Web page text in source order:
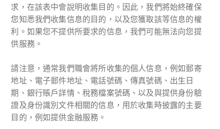
求，在該表中會說明收集目的。因此，我們將始終確保
您知悉我們收集信息的目的，以及您獲取該等信息的權
利。如果您不提供所要求的信息，我們可能無法向您提
供服務。
請注意，通常我們職會將所收集的個人信息，例如郵寄
地址、電子郵件地址、電話號碼、傳真號碼、出生日
期、銀行賬戶詳情、稅務檔案號碼、以及與提供身份驗
證及身份識別文件相關的信息，用於收集時披露的主要
目的，例如提供金融服務。